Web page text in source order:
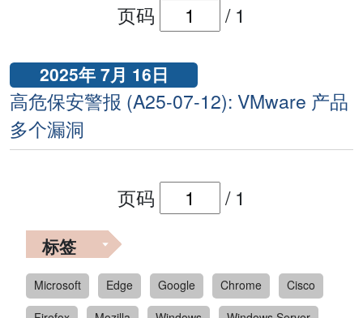
页码 / 1
2025年 7月 16日
高危保安警报 (A25-07-12): VMware 产品
多个漏洞
页码 / 1
标签
Microsoft Edge Google Chrome
Cisco